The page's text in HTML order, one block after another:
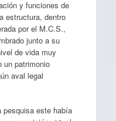
y funciones de
estructura, dentro
por el M.C.S.,
junto a su
de vida muy
un patrimonio
aval legal
pesquisa este había